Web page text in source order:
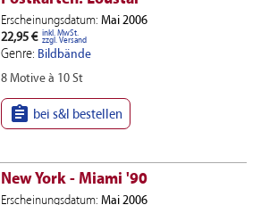
Erscheinungsdatum: Mai 2006
22,95 € inkl. MwSt.
zzgl. Versand
Genre: Bildbände
8 Motive à 10 St
 bei s&l bestellen
New York - Miami '90
Erscheinungsdatum: Mai 2006